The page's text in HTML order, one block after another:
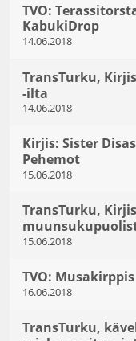
TVO:
KabukiDrop
14.06.2018
TransTurku,
-ilta
14.06.2018
Kirjis: Sister
Pehemot
15.06.2018
TransTurku,
15.06.2018
TVO: Musakirppis
16.06.2018
TransTurku,